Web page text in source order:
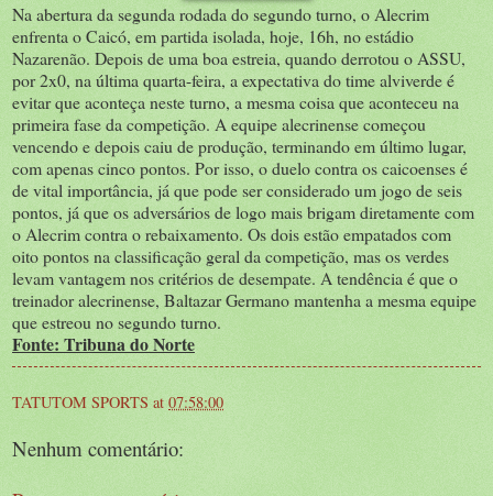
Na abertura da segunda rodada do segundo turno, o Alecrim
enfrenta o Caicó, em partida isolada, hoje, 16h, no estádio
Nazarenão. Depois de uma boa estreia, quando derrotou o ASSU,
por 2x0, na última quarta-feira, a expectativa do time alviverde é
evitar que aconteça neste turno, a mesma coisa que aconteceu na
primeira fase da competição. A equipe alecrinense começou
vencendo e depois caiu de produção, terminando em último lugar,
com apenas cinco pontos. Por isso, o duelo contra os caicoenses é
de vital importância, já que pode ser considerado um jogo de seis
pontos, já que os adversários de logo mais brigam diretamente com
o Alecrim contra o rebaixamento. Os dois estão empatados com
oito pontos na classificação geral da competição, mas os verdes
levam vantagem nos critérios de desempate. A tendência é que o
treinador alecrinense, Baltazar Germano mantenha a mesma equipe
que estreou no segundo turno.
Fonte: Tribuna do Norte
TATUTOM SPORTS at 07:58:00
Nenhum comentário: